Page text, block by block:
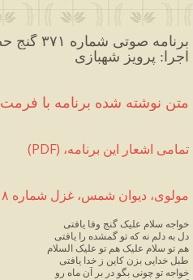
برنامه صوتی شماره ۳۷۱ گنج حضور
اجرا: پرویز شهبازی
PDF متن نوشته شده برنامه با فرمت
(PDF) ،تمامی اشعار این برنامه
مولوی، دیوان شمس، غزل شماره ۳۰۰۸
خواجه سلام علیک گنج وفا یافتی
دل به دلم نه که تو گمشده را یافتی
هم تو سلام علیک هم تو علیک السلام
طبل خدایی بزن کاین ز خدا یافتی
خواجه تو چونی بگو در بر آن ماه رو